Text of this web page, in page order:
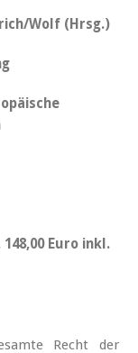
Wolf (Hrsg.)
148,00 Euro inkl.
Recht der